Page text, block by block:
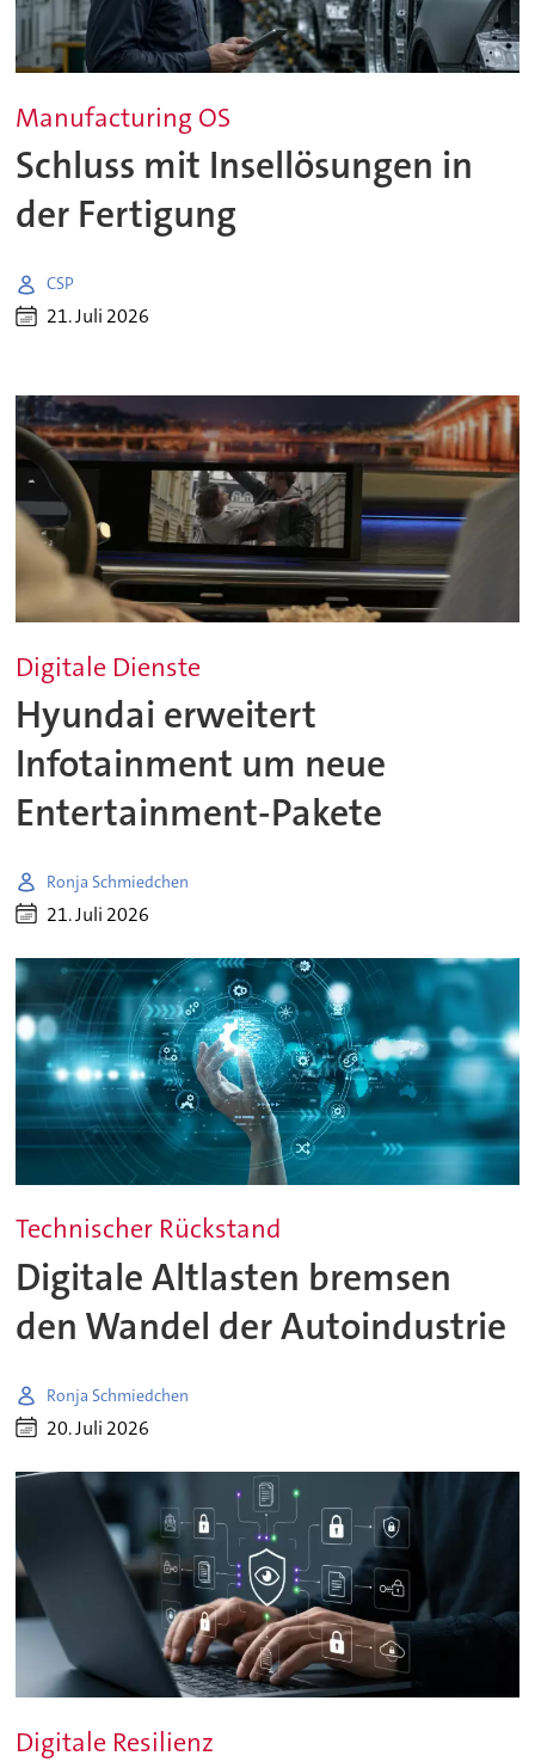
Manufacturing OS
Schluss mit Insellösungen in
der Fertigung
CSP
21. Juli 2026
Digitale Dienste
Hyundai erweitert
Infotainment um neue
Entertainment-Pakete
Ronja Schmiedchen
21. Juli 2026
Technischer Rückstand
Digitale Altlasten bremsen
den Wandel der Autoindustrie
Ronja Schmiedchen
20. Juli 2026
Digitale Resilienz